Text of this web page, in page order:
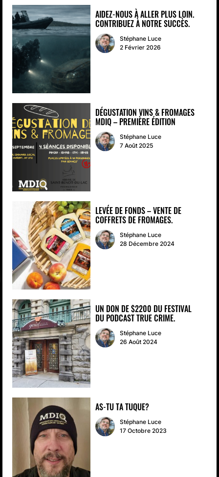
AIDEZ-NOUS À ALLER PLUS LOIN.
CONTRIBUEZ À NOTRE SUCCÈS.
Stéphane Luce
2 Février 2026
DÉGUSTATION VINS & FROMAGES
MDIQ – PREMIÈRE ÉDITION
Stéphane Luce
7 Août 2025
LEVÉE DE FONDS – VENTE DE
COFFRETS DE FROMAGES.
Stéphane Luce
28 Décembre 2024
UN DON DE $2200 DU FESTIVAL
DU PODCAST TRUE CRIME.
Stéphane Luce
26 Août 2024
AS-TU TA TUQUE?
Stéphane Luce
17 Octobre 2023